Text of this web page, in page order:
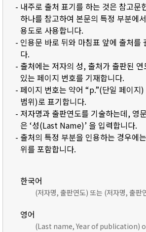
- 내주로 출처 표기를 하는 것은 참고문
하나를 참고하여 본문의 특정 부분에
용도로 사용합니다.
- 인용문 바로 뒤와 마침표 앞에 출처를
다.
- 출처에는 저자의 성, 출처가 출판된
있는 페이지 번호를 기재합니다.
- 페이지 번호는 약어 “p.”(단일 페이지
범위)로 표기합니다.
- 저자명과 출판연도를 기술하는데, 영
은 ‘성(Last Name)’ 을 입력합니다.
- 출처의 특정 부분을 인용하는 경우에
위를 포함합니다.
한국어
(저자명, 출판연도) 또는 (저자명, 출판
영어
(Last name, Year of publication)